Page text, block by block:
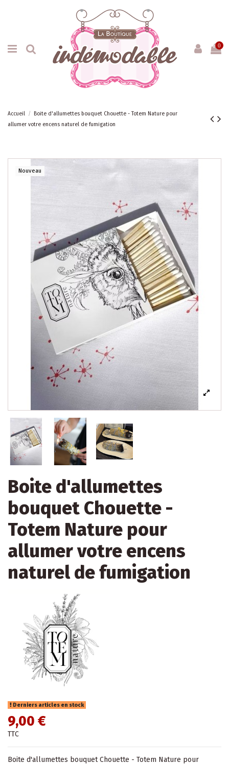
0
Accueil
Boite d'allumettes bouquet Chouette - Totem Nature pour
allumer votre encens naturel de fumigation
Nouveau
Boite d'allumettes
bouquet Chouette -
Totem Nature pour
allumer votre encens
naturel de fumigation
Derniers articles en stock
9,00 €
TTC
Boite d'allumettes bouquet Chouette - Totem Nature pour